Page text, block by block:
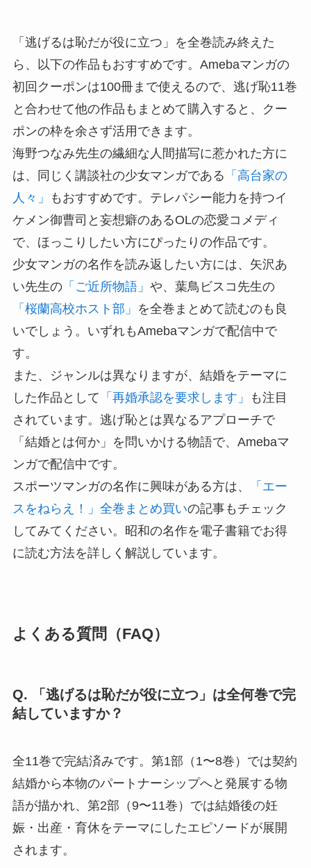
「逃げるは恥だが役に立つ」を全巻読み終えた
ら、以下の作品もおすすめです。Amebaマンガの
初回クーポンは100冊まで使えるので、逃げ恥11巻
と合わせて他の作品もまとめて購入すると、クー
ポンの枠を余さず活用できます。
海野つなみ先生の繊細な人間描写に惹かれた方に
は、同じく講談社の少女マンガである 「高台家の
人々」
もおすすめです。テレパシー能力を持つイ
ケメン御曹司と妄想癖のあるOLの恋愛コメディ
で、ほっこりしたい方にぴったりの作品です。
少女マンガの名作を読み返したい方には、矢沢あ
い先生の「ご近所物語」 や、葉鳥ビスコ先生の
「桜蘭高校ホスト部」 を全巻まとめて読むのも良
いでしょう。いずれもAmebaマンガで配信中で
す。
また、ジャンルは異なりますが、結婚をテーマに
した作品として 「再婚承認を要求します」
も注目
されています。逃げ恥とは異なるアプローチで
「結婚とは何か」を問いかける物語で、Amebaマ
ンガで配信中です。
スポーツマンガの名作に興味がある方は、
「エー
スをねらえ！」全巻まとめ買いの記事もチェック
してみてください。昭和の名作を電子書籍でお得
に読む方法を詳しく解説しています。
よくある質問（FAQ）
Q. 「逃げるは恥だが役に立つ」は全何巻で完
結していますか？
全11巻で完結済みです。第1部（1〜8巻）では契約
結婚から本物のパートナーシップへと発展する物
語が描かれ、第2部（9〜11巻）では結婚後の妊
娠・出産・育休をテーマにしたエピソードが展開
されます。